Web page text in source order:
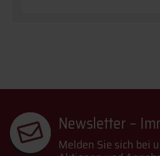
Newsletter –
Melden Sie sich bei